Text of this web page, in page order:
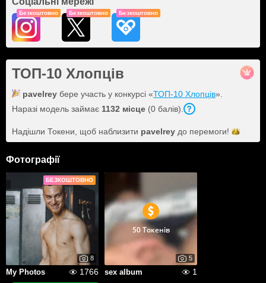
Безкоштовно Безкоштовно Безкоштовно
ТОП-10 Хлопців
pavelrey бере участь у конкурсі «ТОП-10 Хлопців».
Наразі модель займає 1132 місце (0 балів).
Надішли Токени, щоб наблизити pavelrey до перемоги!
Фотографії
БЕЗКОШТОВНО
8
My Photos 1766
50 Токенів
5
sex album
1